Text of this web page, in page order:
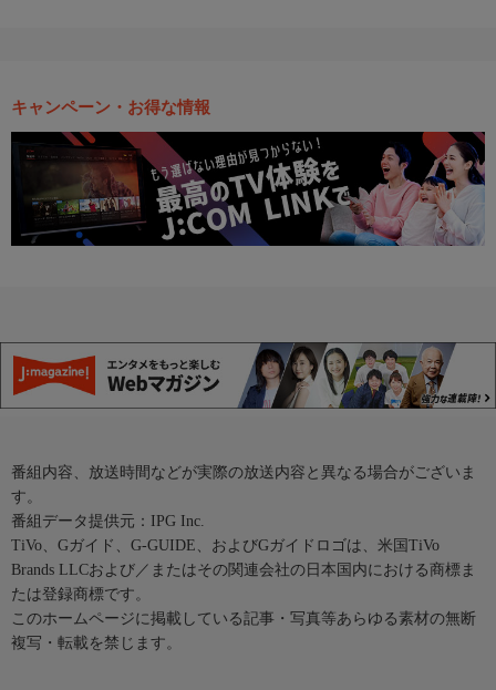
キャンペーン・お得な情報
番組内容、放送時間などが実際の放送内容と異なる場合がございま
す。
番組データ提供元：IPG Inc.
TiVo、Gガイド、G-GUIDE、およびGガイドロゴは、米国TiVo
Brands LLCおよび／またはその関連会社の日本国内における商標ま
たは登録商標です。
このホームページに掲載している記事・写真等あらゆる素材の無断
複写・転載を禁じます。